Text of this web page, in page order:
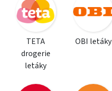
TETA
drogerie
letáky
OBI letáky